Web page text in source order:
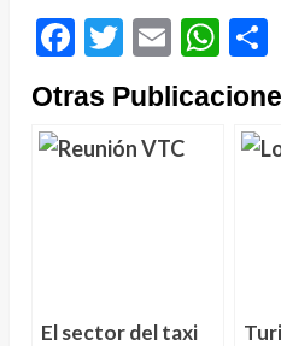
Facebook
Twitter
Email
Otras
El sector del taxi